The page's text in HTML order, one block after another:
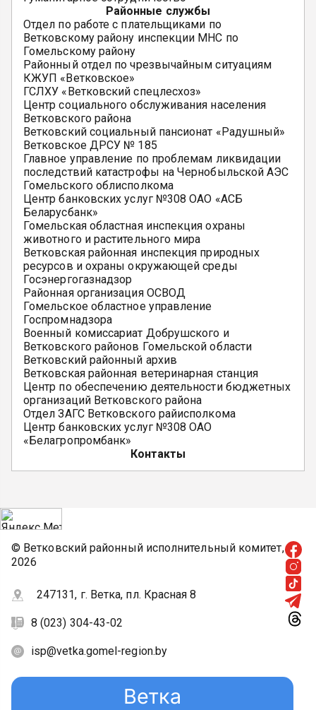
Районные службы
Отдел по работе с плательщиками по
Ветковскому району инспекции МНС по
Гомельскому району
Районный отдел по чрезвычайным ситуациям
КЖУП «Ветковское»
ГСЛХУ «Ветковский спецлесхоз»
Центр социального обслуживания населения
Ветковского района
Ветковский социальный пансионат «Радушный»
Ветковское ДРСУ № 185
Главное управление по проблемам ликвидации
последствий катастрофы на Чернобыльской АЭС
Гомельского облисполкома
Центр банковских услуг №308 ОАО «АСБ
Беларусбанк»
Гомельская областная инспекция охраны
животного и растительного мира
Ветковская районная инспекция природных
ресурсов и охраны окружающей среды
Госэнергогазнадзор
Районная организация ОСВОД
Гомельское областное управление
Госпромнадзора
Военный комиссариат Добрушского и
Ветковского районов Гомельской области
Ветковский районный архив
Ветковская районная ветеринарная станция
Центр по обеспечению деятельности бюджетных
организаций Ветковского района
Отдел ЗАГС Ветковского райисполкома
Центр банковских услуг №308 ОАО
«Белагропромбанк»
Контакты
© Ветковский районный исполнительный комитет,
2026
247131, г. Ветка, пл. Красная 8
8 (023) 304-43-02
isp@vetka.gomel-region.by
Ветка